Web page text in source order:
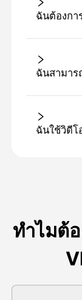
ฉันต้องกา
ฉันสามาร
ฉันใช้วิดีโ
ทําไมต้